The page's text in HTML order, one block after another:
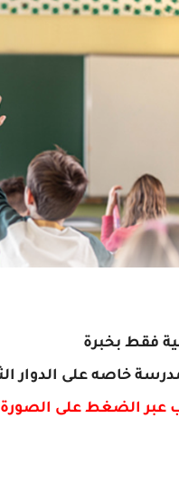
فقط بخبرة
عبر الضغط على الصورة